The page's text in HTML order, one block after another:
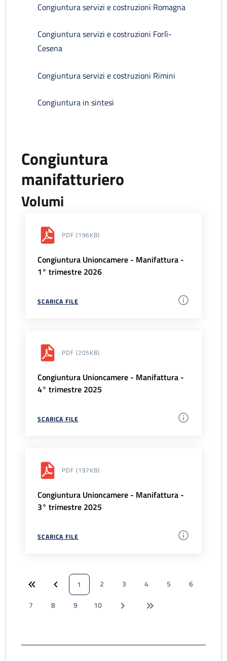
Congiuntura servizi e costruzioni Romagna
Congiuntura servizi e costruzioni Forlì-
Cesena
Congiuntura servizi e costruzioni Rimini
Congiuntura in sintesi
Congiuntura
manifatturiero
Volumi
PDF (196KB)
Congiuntura Unioncamere - Manifattura -
1° trimestre 2026
SCARICA FILE
PDF (205KB)
Congiuntura Unioncamere - Manifattura -
4° trimestre 2025
SCARICA FILE
PDF (197KB)
Congiuntura Unioncamere - Manifattura -
3° trimestre 2025
SCARICA FILE
1 2 3 4 5
6
7
8 9 10